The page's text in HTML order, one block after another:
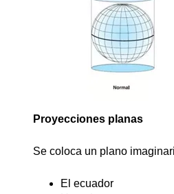
Proyecciones planas
Se coloca un plano
El ecuador